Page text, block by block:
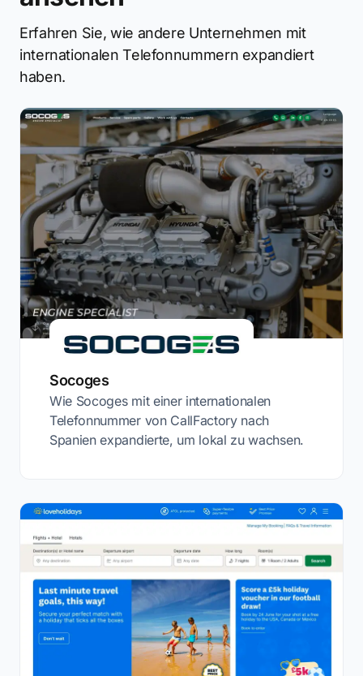
Erfahren Sie, wie andere Unternehmen mit
internationalen Telefonnummern expandiert
haben.
Socoges
Wie Socoges mit einer internationalen
Telefonnummer von CallFactory nach
Spanien expandierte, um lokal zu wachsen.